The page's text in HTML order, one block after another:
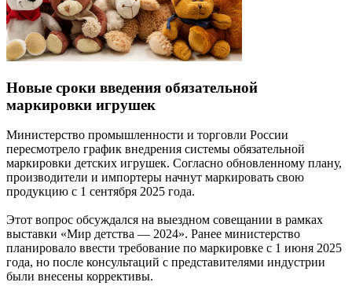
Новые сроки введения обязательной
маркировки игрушек
Министерство промышленности и торговли России
пересмотрело график внедрения системы обязательной
маркировки детских игрушек. Согласно обновленному плану,
производители и импортеры начнут маркировать свою
продукцию с 1 сентября 2025 года.
Этот вопрос обсуждался на выездном совещании в рамках
выставки «Мир детства — 2024». Ранее министерство
планировало ввести требование по маркировке с 1 июня 2025
года, но после консультаций с представителями индустрии
были внесены коррективы.